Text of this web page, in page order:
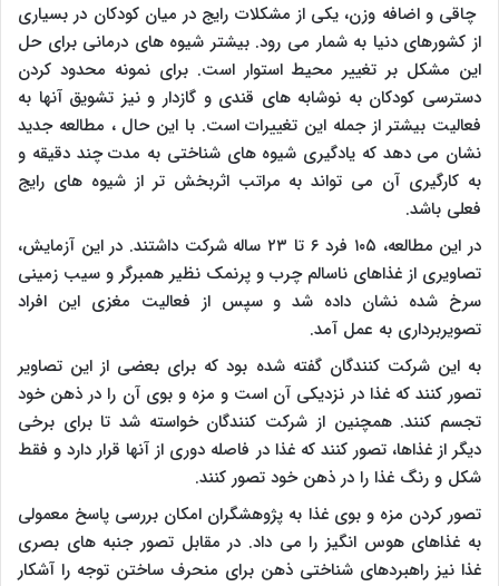
چاقی و اضافه وزن، یکی از مشکلات رایج در میان کودکان در بسیاری
از کشورهای دنیا به شمار می رود. بیشتر شیوه های درمانی برای حل
این مشکل بر تغییر محیط استوار است. برای نمونه محدود کردن
دسترسی کودکان به نوشابه های قندی و گازدار و نیز تشویق آنها به
فعالیت بیشتر از جمله این تغییرات است. با این حال ، مطالعه جدید
نشان می دهد که یادگیری شیوه های شناختی به مدت چند دقیقه و
به کارگیری آن می تواند به مراتب اثربخش تر از شیوه های رایج
فعلی باشد.
در این مطالعه، ۱۰۵ فرد ۶ تا ۲۳ ساله شرکت داشتند. در این آزمایش،
تصاویری از غذاهای ناسالم چرب و پرنمک نظیر همبرگر و سیب زمینی
سرخ شده نشان داده شد و سپس از فعالیت مغزی این افراد
تصویربرداری به عمل آمد.
به این شرکت کنندگان گفته شده بود که برای بعضی از این تصاویر
تصور کنند که غذا در نزدیکی آن است و مزه و بوی آن را در ذهن خود
تجسم کنند. همچنین از شرکت کنندگان خواسته شد تا برای برخی
دیگر از غذاها، تصور کنند که غذا در فاصله دوری از آنها قرار دارد و فقط
شکل و رنگ غذا را در ذهن خود تصور کنند.
تصور کردن مزه و بوی غذا به پژوهشگران امکان بررسی پاسخ معمولی
به غذاهای هوس انگیز را می داد. در مقابل تصور جنبه های بصری
غذا نیز راهبردهای شناختی ذهن برای منحرف ساختن توجه را آشکار